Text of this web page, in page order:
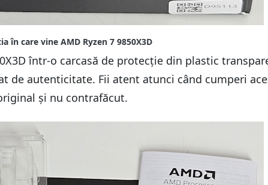
într-o carcasă de protecție din plastic
autenticitate. Fii atent atunci când cumperi
și nu contrafăcut.